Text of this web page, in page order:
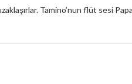
Tamino’nun flüt sesi